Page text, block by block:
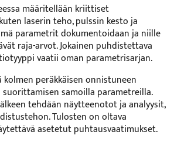
määritellään kriittiset
laserin teho, pulssin kesto ja
parametrit dokumentoidaan ja niille
raja-arvot. Jokainen puhdistettava
vaatii oman parametrisarjan.
kolmen peräkkäisen onnistuneen
samoilla parametreilla.
tehdään näytteenotot ja analyysit,
Tulosten on oltava
asetetut puhtausvaatimukset.